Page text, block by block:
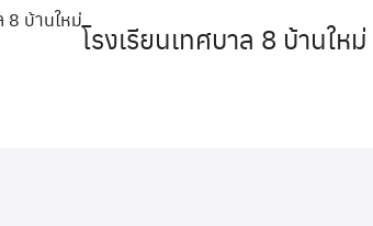
โรงเรียนเทศบาล 8 บ้านใหม่